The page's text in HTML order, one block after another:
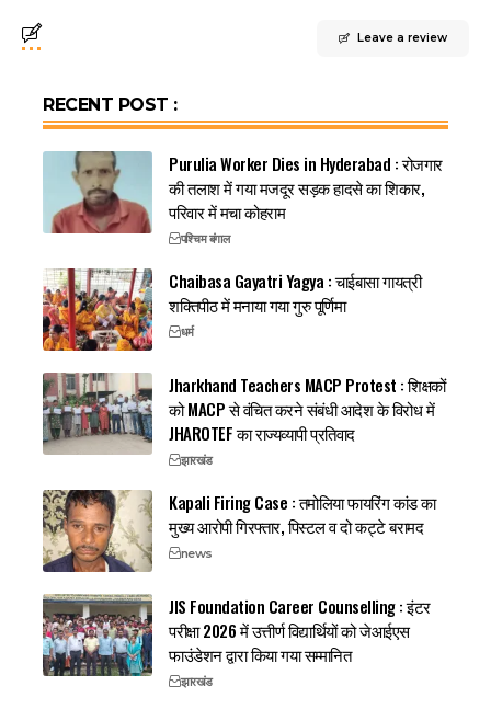
Leave a review
RECENT POST :
Purulia Worker Dies in Hyderabad : रोजगार
की तलाश में गया मजदूर सड़क हादसे का शिकार,
परिवार में मचा कोहराम
पश्चिम बंगाल
Chaibasa Gayatri Yagya : चाईबासा गायत्री
शक्तिपीठ में मनाया गया गुरु पूर्णिमा
धर्म
Jharkhand Teachers MACP Protest : शिक्षकों
को MACP से वंचित करने संबंधी आदेश के विरोध में
JHAROTEF का राज्यव्यापी प्रतिवाद
झारखंड
Kapali Firing Case : तमोलिया फायरिंग कांड का
मुख्य आरोपी गिरफ्तार, पिस्टल व दो कट्टे बरामद
news
JIS Foundation Career Counselling : इंटर
परीक्षा 2026 में उत्तीर्ण विद्यार्थियों को जेआईएस
फाउंडेशन द्वारा किया गया सम्मानित
झारखंड